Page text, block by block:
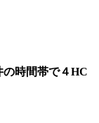
の時間帯で４HC